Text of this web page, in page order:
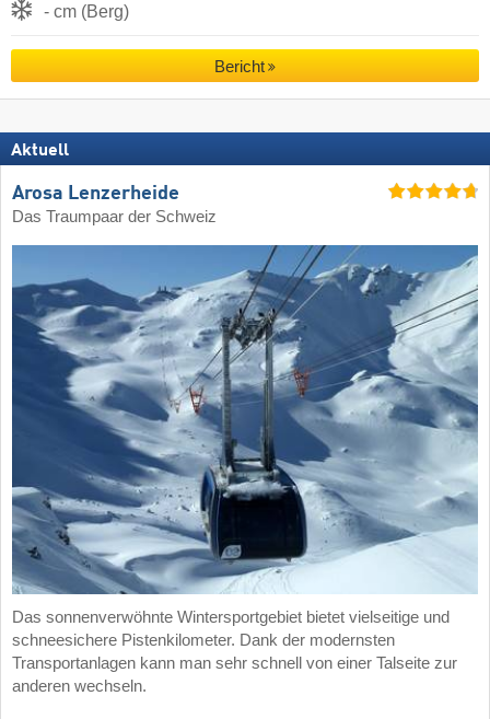
- cm (Berg)
Bericht
Aktuell
Arosa Lenzerheide
Das Traumpaar der Schweiz
Das sonnenverwöhnte Wintersportgebiet bietet vielseitige und
schneesichere Pistenkilometer. Dank der modernsten
Transportanlagen kann man sehr schnell von einer Talseite zur
anderen wechseln.